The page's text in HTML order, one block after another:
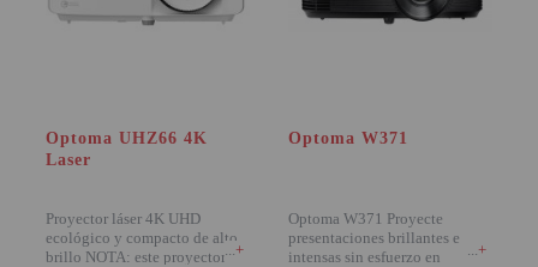
PROYECTOR PARA EL
PROYECTORES 2K O 4K
NATIVOS
SUPER OFERTAS
Optoma UHZ66 4K
Laser
Proyector láser 4K UHD
ecológico y compacto de alto
brillo NOTA: este proyector es+
Optoma W371
Optoma W371 Proyecte
presentaciones brillantes e
intensas sin esfuerzo en
+